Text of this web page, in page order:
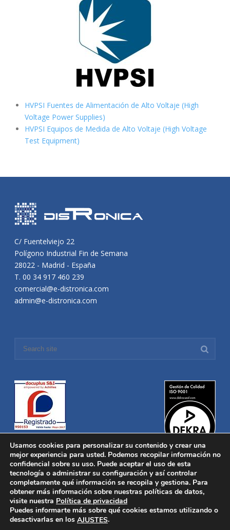
HVPSI Fuentes de Alimentación de Alto Voltaje (High
Voltage Power Supplies)
HVPSI Equipos de Medida de Alto Voltaje (High Voltage
Test Equipment)
C/ Fuentelviejo 22
Polígono Industrial Fin de Semana
28022 - Madrid - España
T. 00 34 917 460 239
comercial@e-distronica.com
admin@e-distronica.com
Distronica © 2016 Todos los derechos reservados.Aviso legal
Política de privacidad|Política de Cookies
Desarrollado porNucleosoft
Inicio
Quiénes Somos
Usamos cookies para personalizar su contenido y crear una
mejor experiencia para usted. Podemos recopilar información no
confidencial sobre su uso. Puede aceptar el uso de esta
tecnología o administrar su configuración y así controlar
completamente qué información se recopila y gestiona. Para
obtener más información sobre nuestras políticas de datos,
visite nuestra Política de privacidad
Puedes informarte más sobre qué cookies estamos utilizando o
desactivarlas en los AJUSTES.